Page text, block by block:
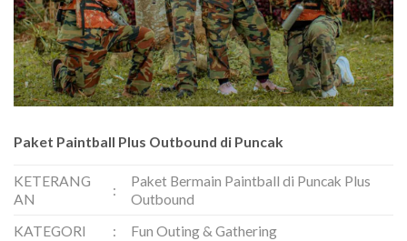
Paket Paintball Plus Outbound di Puncak
KETERANG
AN
:
Paket Bermain Paintball di Puncak Plus
Outbound
KATEGORI
:
Fun Outing & Gathering